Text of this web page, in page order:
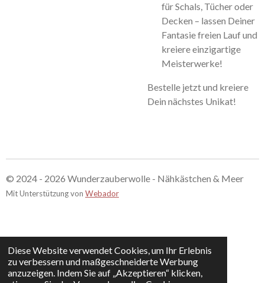
Diese Website verwendet Cookies, um Ihr Erlebnis
zu verbessern und maßgeschneiderte Werbung
anzuzeigen. Indem Sie auf „Akzeptieren“ klicken,
für Schals, Tücher oder
Decken – lassen Deiner
Fantasie freien Lauf und
kreiere einzigartige
Meisterwerke!
Bestelle jetzt und kreiere
Dein nächstes Unikat!
© 2024 - 2026 Wunderzauberwolle - Nähkästchen & Meer
Mit Unterstützung von Webador